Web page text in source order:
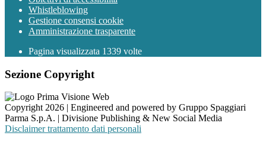
Whistleblowing
Gestione consensi cookie
Amministrazione trasparente
Pagina visualizzata 1339 volte
Sezione Copyright
Copyright 2026 | Engineered and powered by Gruppo Spaggiari
Parma S.p.A. | Divisione Publishing & New Social Media
Disclaimer trattamento dati personali